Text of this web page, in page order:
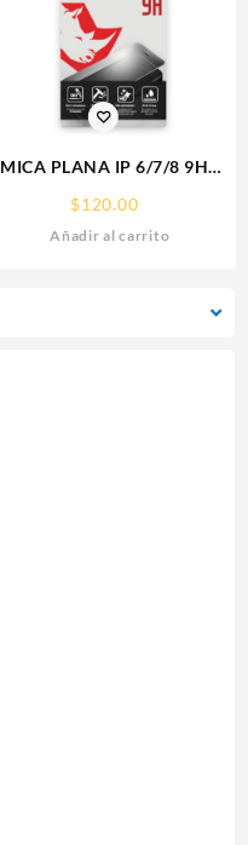
MICA PLANA IP 6/7/8 9H
RHINOGLASS
$120.00
Añadir al carrito